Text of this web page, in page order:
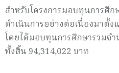
สำหรับโครงการมอบทุนการศึก
ดำเนินการอย่างต่อเนื่องมาตั้
โดยได้มอบทุนการศึกษารวมจำ
ทั้งสิ้น 94,314,022 บาท